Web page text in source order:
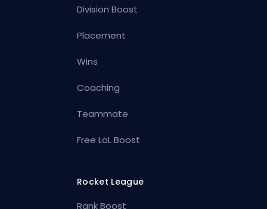
Division Boost
Placement
Wins
Coaching
Teammate
Free LoL Boost
Rocket League
Rank Boost